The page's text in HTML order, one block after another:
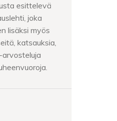
esittelevä
joka
lisäksi myös
katsauksia,